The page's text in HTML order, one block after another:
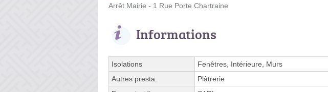
Arrêt Mairie - 1 Rue Porte Chartraine
Informations
Isolations
Fenêtres, Intérieure, Murs
Autres presta.
Plâtrerie